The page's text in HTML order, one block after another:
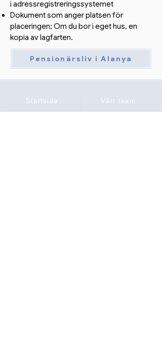
i adressregistreringssystemet
Dokument som anger platsen för
placeringen; Om du bor i eget hus, en
kopia av lagfarten.
Pensionärsliv i Alanya
Startsida Vårt team